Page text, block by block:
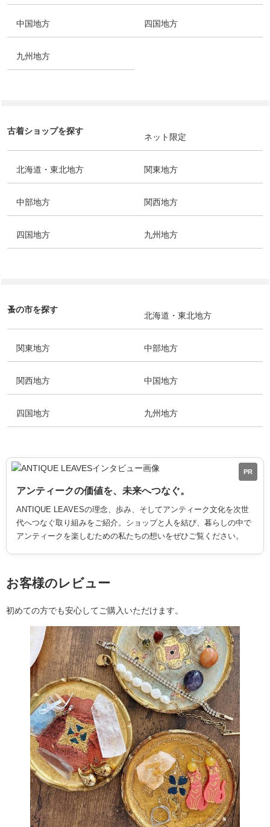
中国地方 四国地方
九州地方
古着ショップを探す
ネット限定
北海道・東北地方 関東地方
中部地方 関西地方
四国地方 九州地方
蚤の市を探す
北海道・東北地方
関東地方 中部地方
関西地方 中国地方
四国地方 九州地方
PR
アンティークの価値を、未来へつなぐ。
ANTIQUE LEAVESの理念、歩み、そしてアンティーク文化を次世
代へつなぐ取り組みをご紹介。ショップと人を結び、暮らしの中で
アンティークを楽しむための私たちの想いをぜひご覧ください。
お客様のレビュー
初めての方でも安心してご購入いただけます。